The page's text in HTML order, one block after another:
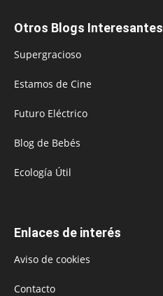
Otros Blogs Interesantes
Supergracioso
Estamos de Cine
Futuro Eléctrico
Blog de Bebés
Ecología Útil
Enlaces de interés
Aviso de cookies
Contacto